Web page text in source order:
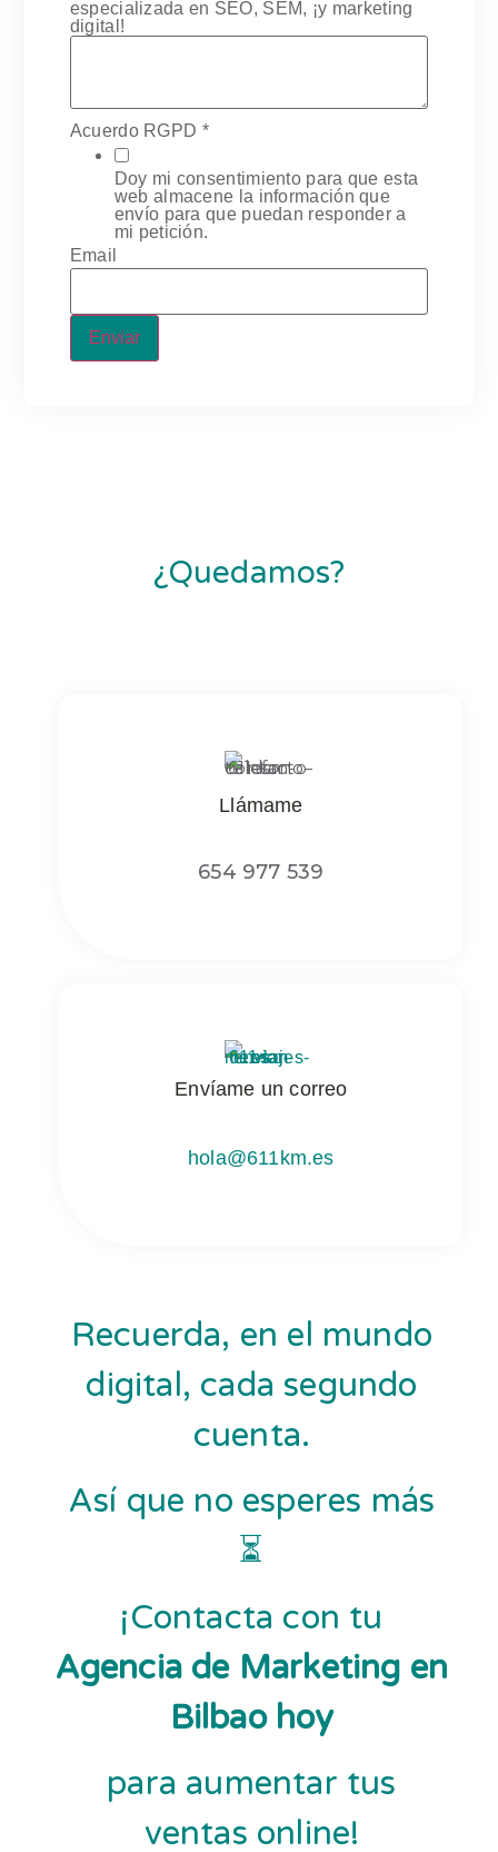
especializada en SEO, SEM, ¡y marketing
digital!
Acuerdo RGPD *
Doy mi consentimiento para que esta
web almacene la información que
envío para que puedan responder a
mi petición.
Email
Enviar
¿Quedamos?
Llámame
654 977 539
Envíame un correo
hola@611km.es
Recuerda, en el mundo
digital, cada segundo
cuenta.
Así que no esperes más
⏳
¡Contacta con tu
Agencia de Marketing en
Bilbao hoy
para aumentar tus
ventas online!